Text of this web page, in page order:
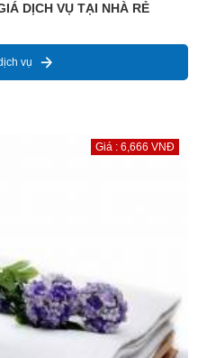
DỊCH VỤ TẠI NHÀ RẺ
vụ
Giá : 6,666 VNĐ